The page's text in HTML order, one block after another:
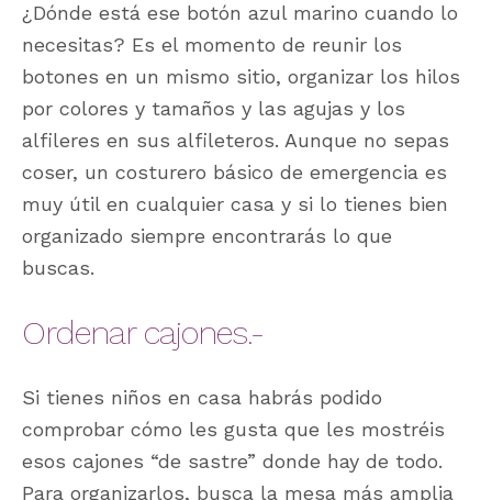
¿Dónde está ese botón azul marino cuando lo
necesitas? Es el momento de reunir los
botones en un mismo sitio, organizar los hilos
por colores y tamaños y las agujas y los
alfileres en sus alfileteros. Aunque no sepas
coser, un costurero básico de emergencia es
muy útil en cualquier casa y si lo tienes bien
organizado siempre encontrarás lo que
buscas.
Ordenar cajones.-
Si tienes niños en casa habrás podido
comprobar cómo les gusta que les mostréis
esos cajones “de sastre” donde hay de todo.
Para organizarlos, busca la mesa más amplia